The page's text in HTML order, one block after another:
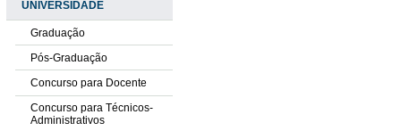
UNIVERSIDADE
Graduação
Pós-Graduação
Concurso para Docente
Concurso para Técnicos-
Administrativos